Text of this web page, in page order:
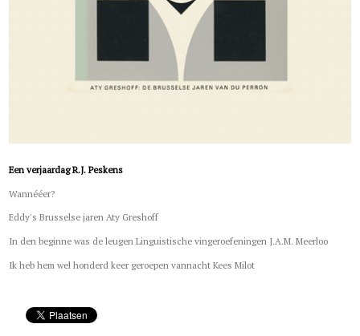
Een verjaardag R.J. Peskens
Wannééer?
Eddy's Brusselse jaren Aty Greshoff
In den beginne was de leugen Linguistische vingeroefeningen J.A.M. Meerloo
Ik heb hem wel honderd keer geroepen vannacht Kees Milot